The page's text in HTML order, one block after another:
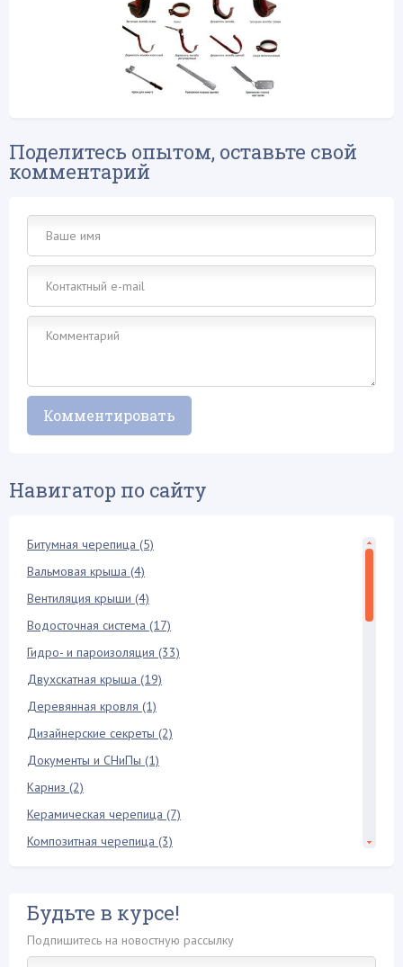
Поделитесь опытом, оставьте свой
комментарий
Навигатор по сайту
Битумная черепица (5)
Вальмовая крыша (4)
Вентиляция крыши (4)
Водосточная система (17)
Гидро- и пароизоляция (33)
Двухскатная крыша (19)
Деревянная кровля (1)
Дизайнерские секреты (2)
Документы и СНиПы (1)
Карниз (2)
Керамическая черепица (7)
Композитная черепица (3)
Кровельный пирог (3)
Мансарда и чердак (18)
Будьте в курсе!
Подпишитесь на новостную рассылку